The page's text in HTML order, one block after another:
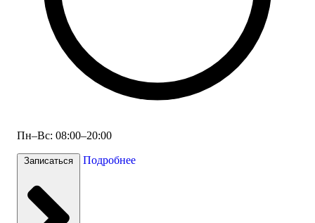
Пн–Вс: 08:00–20:00
Записаться Подробнее